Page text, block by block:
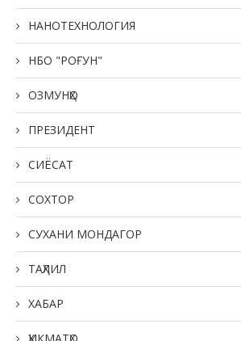
НАНОТЕХНОЛОГИЯ
НБО "РОҒУН"
ОЗМУНҲО
ПРЕЗИДЕНТ
СИЁСАТ
СОХТОР
СУХАНИ МОНДАГОР
ТАҲЛИЛ
ХАБАР